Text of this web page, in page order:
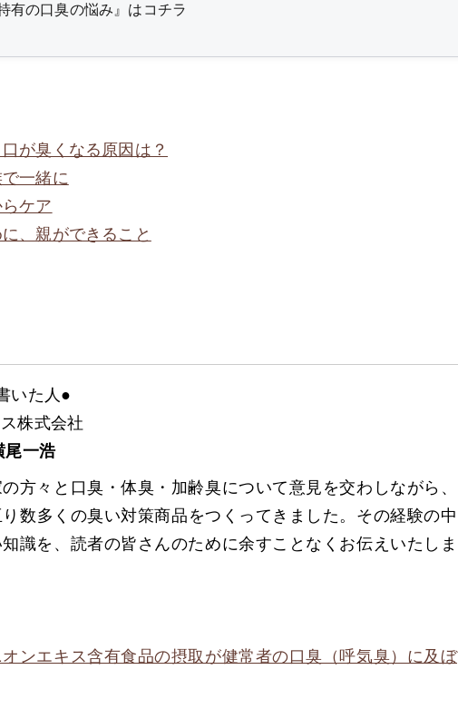
有の口臭の悩み』はコチラ
が臭くなる原因は？
一緒に
ケア
、親ができること
いた人●
株式会社
尾一浩
方々と口臭・体臭・加齢臭について意見を交わしながら、
数多くの臭い対策商品をつくってきました。その経験の中
識を、読者の皆さんのために余すことなくお伝えいたしま
オンエキス含有食品の摂取が健常者の口臭（呼気臭）に及ぼ